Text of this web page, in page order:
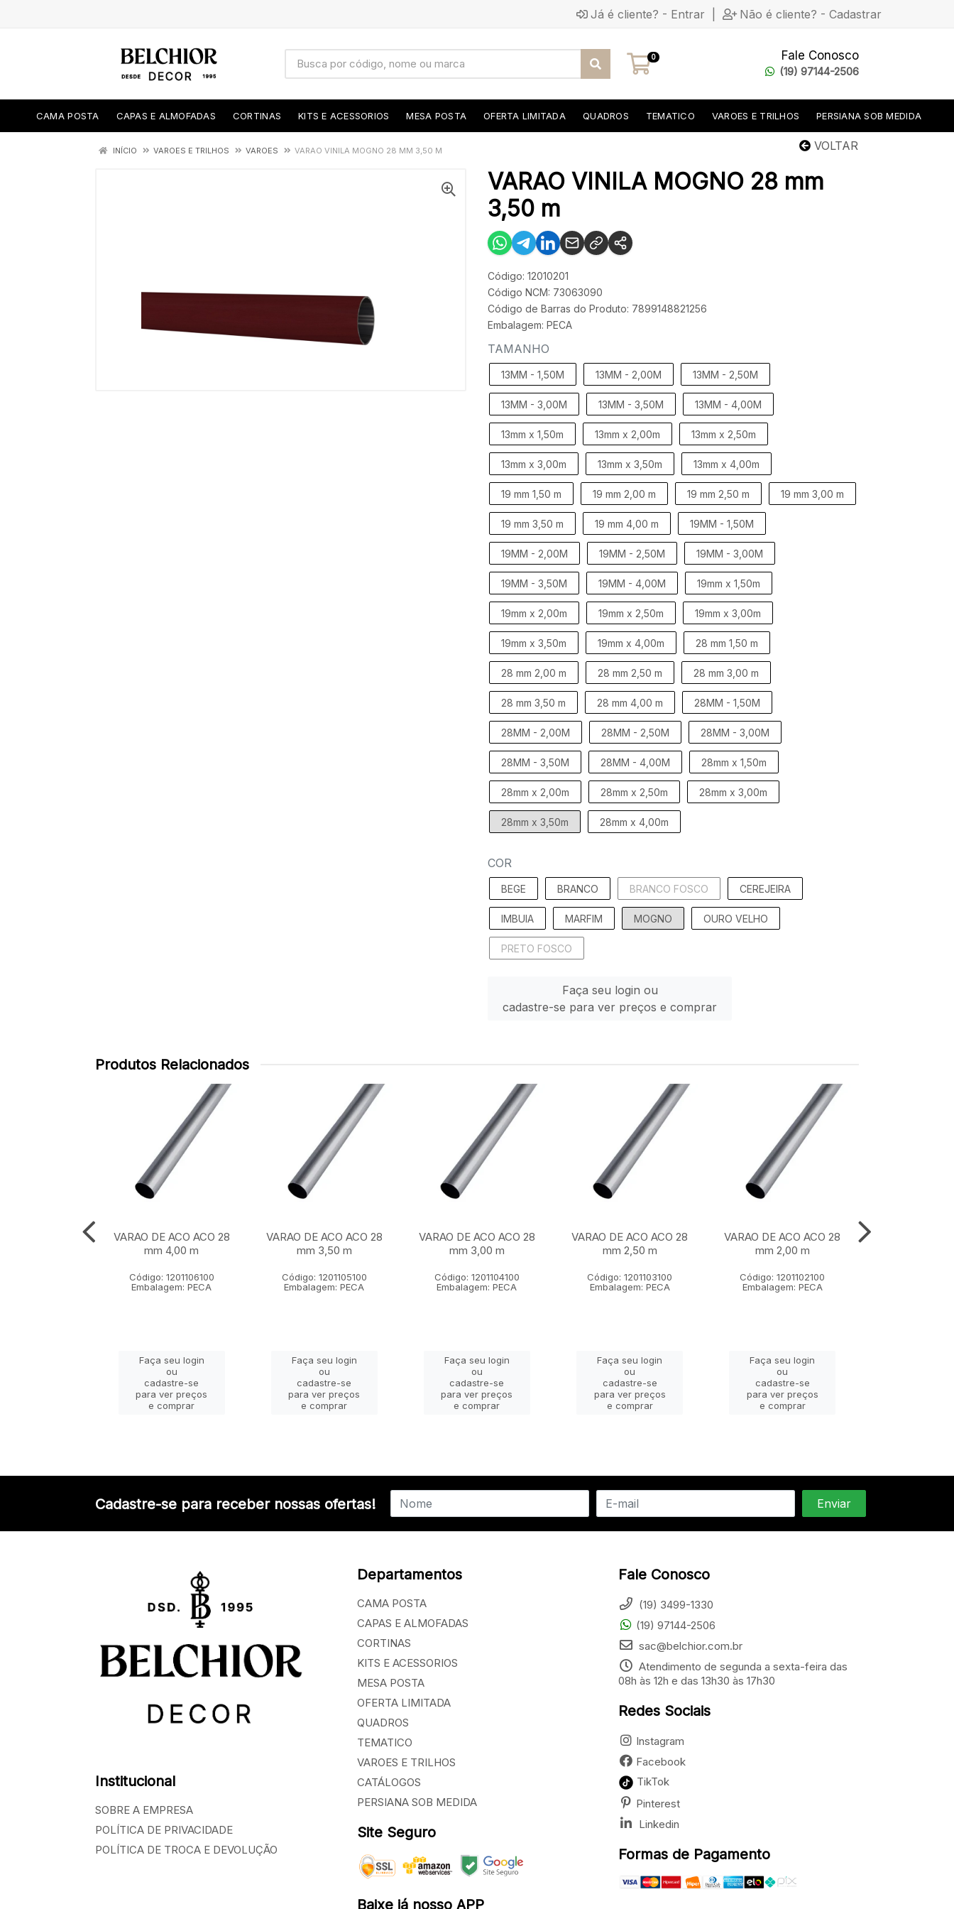
Já é cliente? - Entrar Não é cliente? - Cadastrar
0 Fale Conosco
(19) 97144-2506
CAMA POSTA CAPAS E ALMOFADAS CORTINAS KITS E ACESSORIOS MESA POSTA OFERTA LIMITADA QUADROS TEMATICO VAROES E TRILHOS PERSIANA SOB MEDIDA
VOLTAR
INÍCIO VAROES E TRILHOS VAROES VARAO VINILA MOGNO 28 MM 3,50 M
VARAO VINILA MOGNO 28 mm
3,50 m
Código: 12010201
Código NCM: 73063090
Código de Barras do Produto: 7899148821256
Embalagem: PECA
TAMANHO
13MM - 1,50M 13MM - 2,00M 13MM - 2,50M
13MM - 3,00M 13MM - 3,50M 13MM - 4,00M
13mm x 1,50m 13mm x 2,00m 13mm x 2,50m
13mm x 3,00m 13mm x 3,50m 13mm x 4,00m
19 mm 1,50 m 19 mm 2,00 m 19 mm 2,50 m 19 mm 3,00 m
19 mm 3,50 m 19 mm 4,00 m 19MM - 1,50M
19MM - 2,00M 19MM - 2,50M 19MM - 3,00M
19MM - 3,50M 19MM - 4,00M 19mm x 1,50m
19mm x 2,00m 19mm x 2,50m 19mm x 3,00m
19mm x 3,50m 19mm x 4,00m 28 mm 1,50 m
28 mm 2,00 m 28 mm 2,50 m 28 mm 3,00 m
28 mm 3,50 m 28 mm 4,00 m 28MM - 1,50M
28MM - 2,00M 28MM - 2,50M 28MM - 3,00M
28MM - 3,50M 28MM - 4,00M 28mm x 1,50m
28mm x 2,00m 28mm x 2,50m 28mm x 3,00m
28mm x 3,50m 28mm x 4,00m
COR
BEGE BRANCO BRANCO FOSCO CEREJEIRA
IMBUIA MARFIM MOGNO OURO VELHO
PRETO FOSCO
Faça seu login ou
cadastre-se para ver preços e comprar
Produtos Relacionados
VARAO DE ACO ACO 28
mm 4,00 m
Código: 1201106100
Embalagem: PECA
Faça seu login
ou
cadastre-se
para ver preços
e comprar
VARAO DE ACO ACO 28
mm 3,50 m
Código: 1201105100
Embalagem: PECA
Faça seu login
ou
cadastre-se
para ver preços
e comprar
VARAO DE ACO ACO 28
mm 3,00 m
Código: 1201104100
Embalagem: PECA
Faça seu login
ou
cadastre-se
para ver preços
e comprar
VARAO DE ACO ACO 28
mm 2,50 m
Código: 1201103100
Embalagem: PECA
Faça seu login
ou
cadastre-se
para ver preços
e comprar
VARAO DE ACO ACO 28
mm 2,00 m
Código: 1201102100
Embalagem: PECA
Faça seu login
ou
cadastre-se
para ver preços
e comprar
Cadastre-se para receber nossas ofertas!
Institucional
SOBRE A EMPRESA
POLÍTICA DE PRIVACIDADE
POLÍTICA DE TROCA E DEVOLUÇÃO
Departamentos
CAMA POSTA
CAPAS E ALMOFADAS
CORTINAS
KITS E ACESSORIOS
MESA POSTA
OFERTA LIMITADA
QUADROS
TEMATICO
VAROES E TRILHOS
CATÁLOGOS
PERSIANA SOB MEDIDA
Site Seguro
Baixe já nosso APP
Fale Conosco
(19) 3499-1330
(19) 97144-2506
sac@belchior.com.br
Atendimento de segunda a sexta-feira das
08h às 12h e das 13h30 às 17h30
Redes Sociais
Instagram
Facebook
TikTok
Pinterest
Linkedin
Formas de Pagamento